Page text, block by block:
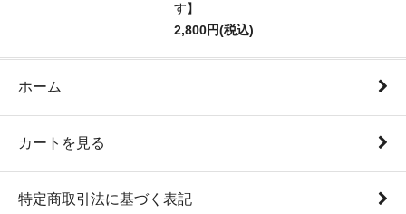
す】
2,800円(税込)
ホーム
カートを見る
特定商取引法に基づく表記